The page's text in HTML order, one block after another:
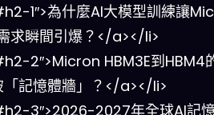
1″>為什麼AI大模型訓練讓
求瞬間引爆？</a></li>
2″>Micron HBM3E到HBM4
「記憶體牆」？</a></li>
3″>2026-2027年全球AI記